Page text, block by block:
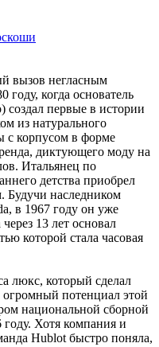
вызов негласным
году, когда основатель
первые в истории
из натурального
с корпусом в форме
диктующего моду на
Итальянец по
детства приобрел
Будучи наследником
в 1967 году он уже
13 лет основал
которой стала часовая
люкс, который сделал
потенциал этой
национальной сборной
Хотя компания и
Hublot быстро поняла,